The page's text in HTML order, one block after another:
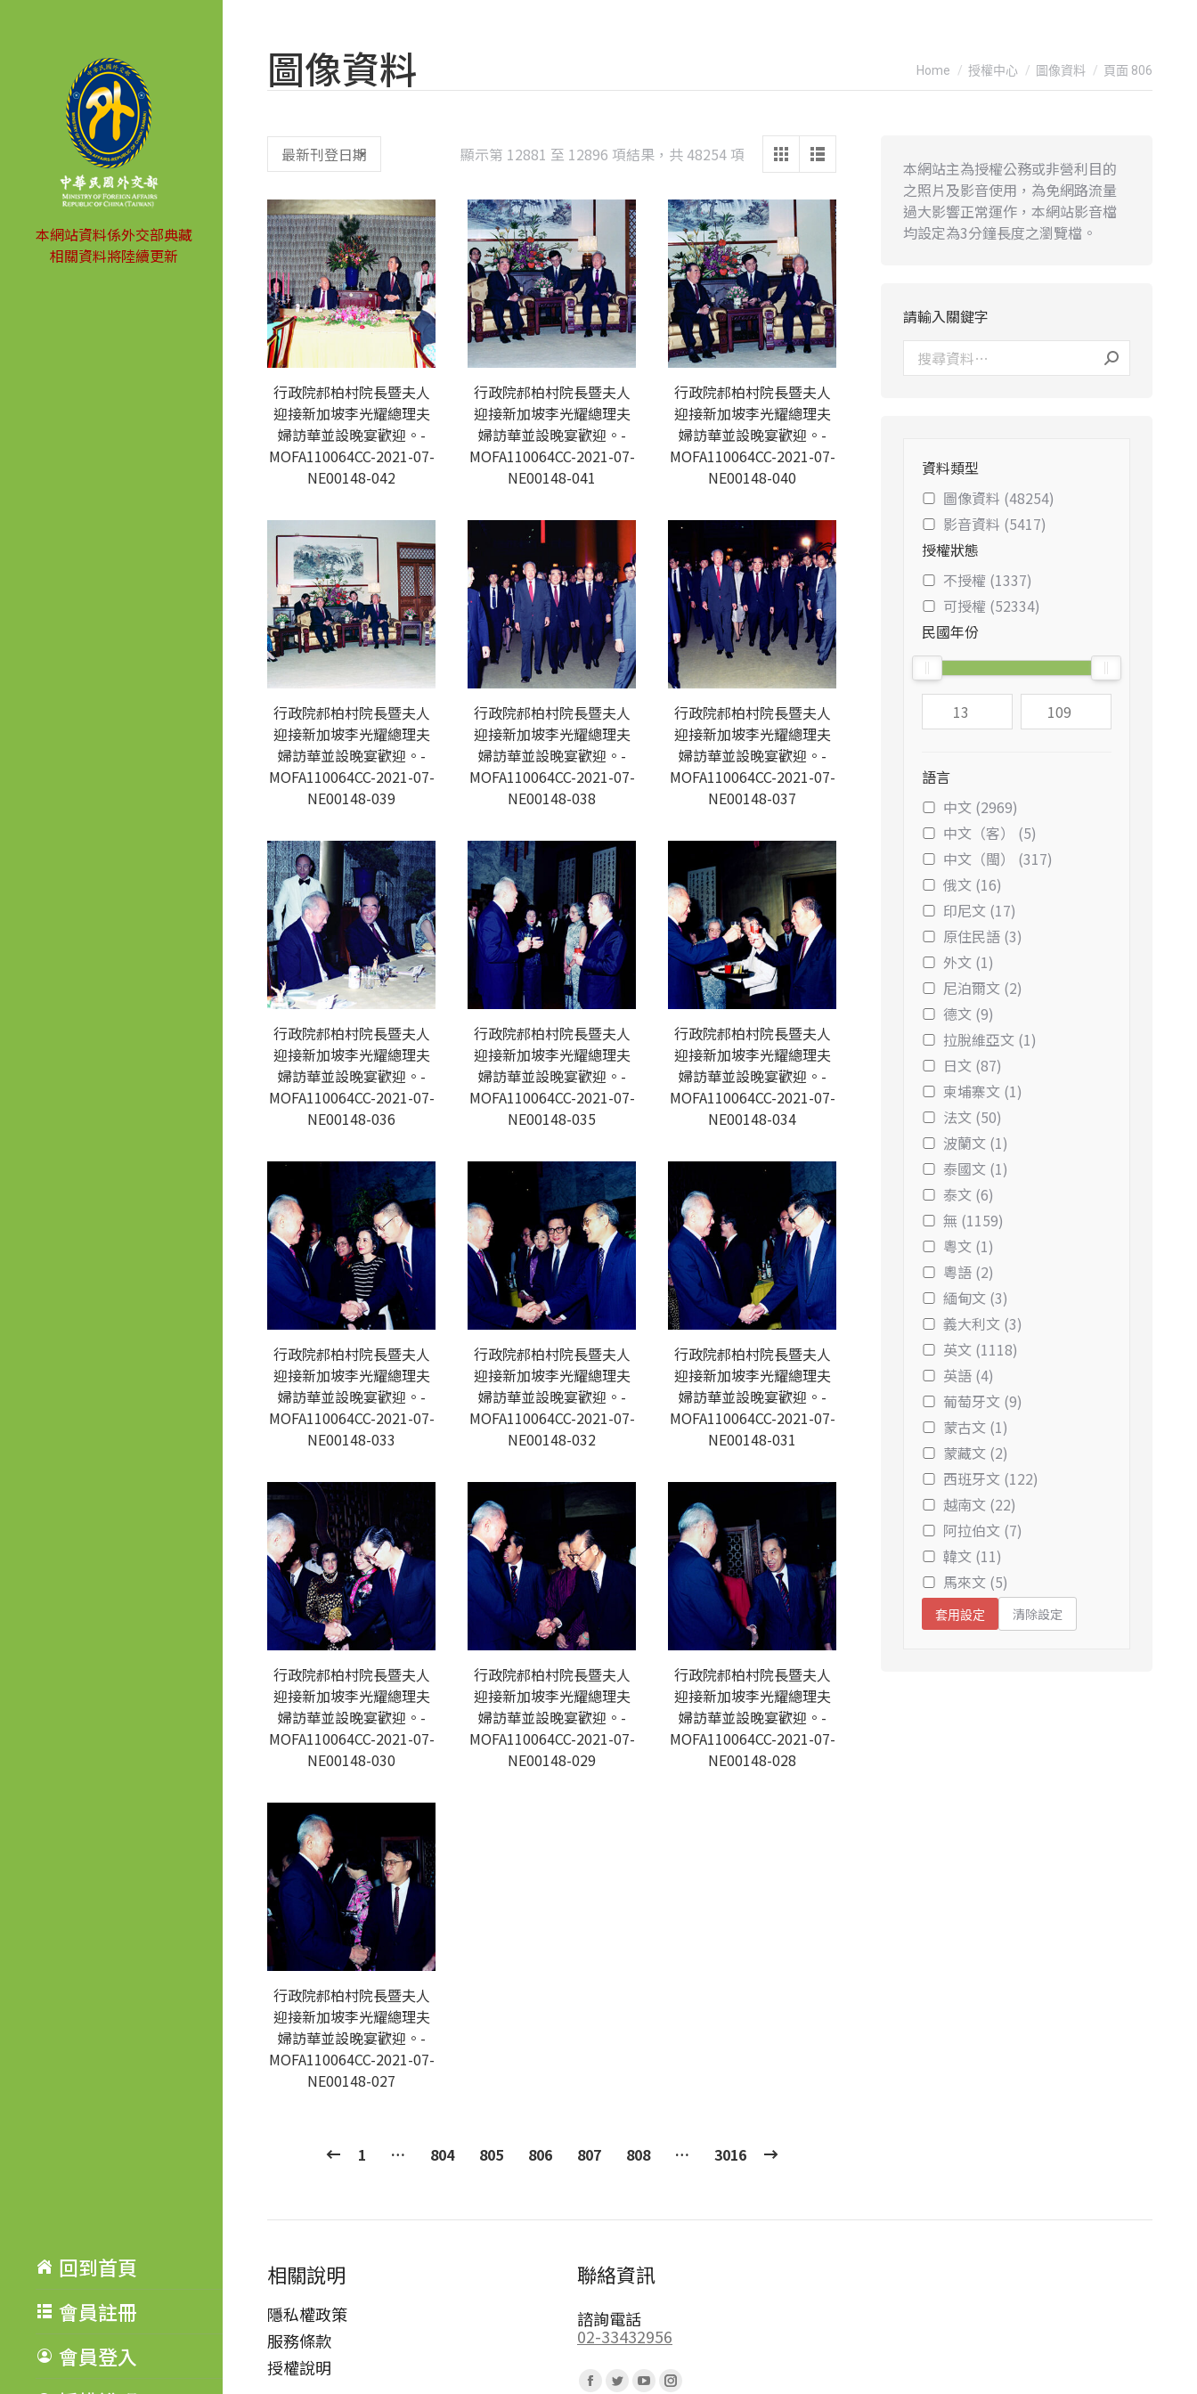
本網站資料係外交部典藏
相關資料將陸續更新
回到首頁
會員註冊
會員登入
圖像資料 You are here:
Home 授權中心 圖像資料 頁面 806
顯示第 12881 至 12896 項結果，共 48254 項 Sorted
latest
行政院郝柏村院長暨夫人
迎接新加坡李光耀總理夫
婦訪華並設晚宴歡迎。-
MOFA110064CC-2021-07-
NE00148-042
行政院郝柏村院長暨夫人
迎接新加坡李光耀總理夫
婦訪華並設晚宴歡迎。-
MOFA110064CC-2021-07-
NE00148-041
行政院郝柏村院長暨夫人
迎接新加坡李光耀總理夫
婦訪華並設晚宴歡迎。-
MOFA110064CC-2021-07-
NE00148-040
行政院郝柏村院長暨夫人
迎接新加坡李光耀總理夫
婦訪華並設晚宴歡迎。-
MOFA110064CC-2021-07-
NE00148-039
行政院郝柏村院長暨夫人
迎接新加坡李光耀總理夫
婦訪華並設晚宴歡迎。-
MOFA110064CC-2021-07-
NE00148-038
行政院郝柏村院長暨夫人
迎接新加坡李光耀總理夫
婦訪華並設晚宴歡迎。-
MOFA110064CC-2021-07-
NE00148-037
行政院郝柏村院長暨夫人
迎接新加坡李光耀總理夫
婦訪華並設晚宴歡迎。-
MOFA110064CC-2021-07-
NE00148-036
行政院郝柏村院長暨夫人
迎接新加坡李光耀總理夫
婦訪華並設晚宴歡迎。-
MOFA110064CC-2021-07-
NE00148-035
行政院郝柏村院長暨夫人
迎接新加坡李光耀總理夫
婦訪華並設晚宴歡迎。-
MOFA110064CC-2021-07-
NE00148-034
行政院郝柏村院長暨夫人
迎接新加坡李光耀總理夫
婦訪華並設晚宴歡迎。-
MOFA110064CC-2021-07-
NE00148-033
行政院郝柏村院長暨夫人
迎接新加坡李光耀總理夫
婦訪華並設晚宴歡迎。-
MOFA110064CC-2021-07-
NE00148-032
行政院郝柏村院長暨夫人
迎接新加坡李光耀總理夫
婦訪華並設晚宴歡迎。-
MOFA110064CC-2021-07-
NE00148-031
行政院郝柏村院長暨夫人
迎接新加坡李光耀總理夫
婦訪華並設晚宴歡迎。-
MOFA110064CC-2021-07-
NE00148-030
行政院郝柏村院長暨夫人
迎接新加坡李光耀總理夫
婦訪華並設晚宴歡迎。-
MOFA110064CC-2021-07-
NE00148-029
行政院郝柏村院長暨夫人
迎接新加坡李光耀總理夫
婦訪華並設晚宴歡迎。-
MOFA110064CC-2021-07-
NE00148-028
行政院郝柏村院長暨夫人
迎接新加坡李光耀總理夫
婦訪華並設晚宴歡迎。-
MOFA110064CC-2021-07-
NE00148-027
1 … 804 805 806 807 808 … 3016
本網站主為授權公務或非營利目的
之照片及影音使用，為免網路流量
過大影響正常運作，本網站影音檔
均設定為3分鐘長度之瀏覽檔。
請輸入關鍵字
資料類型
圖像資料 (48254)
影音資料 (5417)
授權狀態
不授權 (1337)
可授權 (52334)
民國年份
語言
中文 (2969)
中文（客） (5)
中文（閩） (317)
俄文 (16)
印尼文 (17)
原住民語 (3)
外文 (1)
尼泊爾文 (2)
德文 (9)
拉脫維亞文 (1)
日文 (87)
柬埔寨文 (1)
法文 (50)
波蘭文 (1)
泰國文 (1)
泰文 (6)
無 (1159)
粵文 (1)
粵語 (2)
緬甸文 (3)
義大利文 (3)
英文 (1118)
英語 (4)
葡萄牙文 (9)
蒙古文 (1)
蒙藏文 (2)
西班牙文 (122)
越南文 (22)
阿拉伯文 (7)
韓文 (11)
馬來文 (5)
套用設定 清除設定
相關說明
隱私權政策
服務條款
授權說明
聯絡資訊
諮詢電話
02-33432956